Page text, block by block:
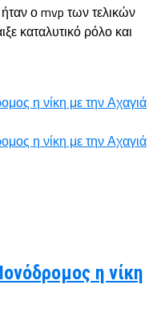
ο mvp των τελικών
καταλυτικό ρόλο και
η νίκη